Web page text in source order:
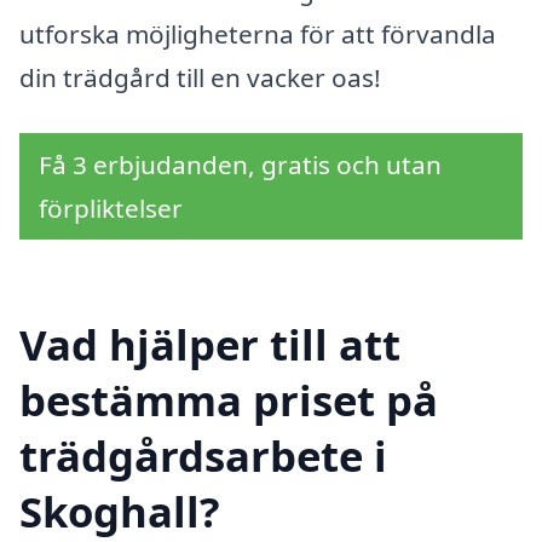
utforska möjligheterna för att förvandla
din trädgård till en vacker oas!
Få 3 erbjudanden, gratis och utan
förpliktelser
Vad hjälper till att
bestämma priset på
trädgårdsarbete i
Skoghall?